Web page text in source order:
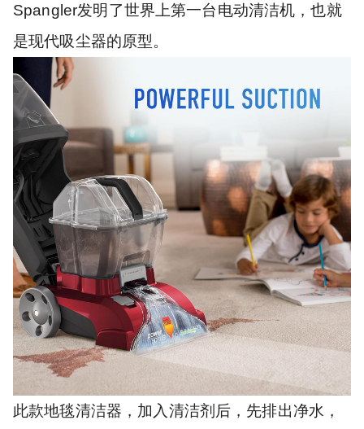
Spangler发明了世界上第一台电动清洁机，也就
是现代吸尘器的原型。
此款地毯清洁器，加入清洁剂后，先排出净水，